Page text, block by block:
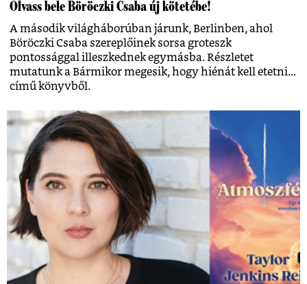
Olvass bele Böröczki Csaba új kötetébe!
A második világháborúban járunk, Berlinben, ahol
Böröczki Csaba szereplőinek sorsa groteszk
pontossággal illeszkednek egymásba. Részletet
mutatunk a Bármikor megesik, hogy hiénát kell etetni...
című könyvből.